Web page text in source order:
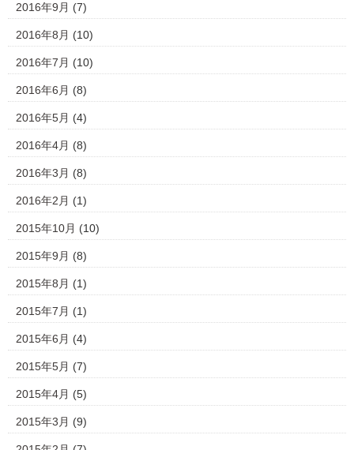
2016年9月 (7)
2016年8月 (10)
2016年7月 (10)
2016年6月 (8)
2016年5月 (4)
2016年4月 (8)
2016年3月 (8)
2016年2月 (1)
2015年10月 (10)
2015年9月 (8)
2015年8月 (1)
2015年7月 (1)
2015年6月 (4)
2015年5月 (7)
2015年4月 (5)
2015年3月 (9)